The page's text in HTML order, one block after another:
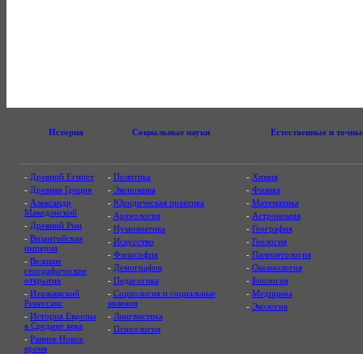
История Социальные науки Естественные и
- Древний Египет
- Древняя Греция
- Александр
Македонский
- Древний Рим
- Византийская
империя
- Великие
географические
открытия
- Итальянский
Ренессанс
- История Европы
в Средние века
- Раннее Новое
время
- Политика
- Экономика
- Юридическая практика
- Археология
- Нумизматика
- Искусство
- Философия
- Демография
- Педагогика
- Социология и социальные
явления
- Лингвистика
- Психология
- Химия
- Физика
- Математика
- Астрономия
- География
- Геология
- Палеонтология
- Океанология
- Биология
- Медицина
- Экология